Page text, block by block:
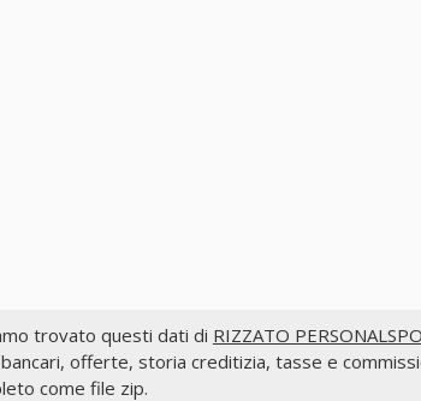
trovato questi dati di RIZZATO
offerte, storia creditizia, tasse e
come file zip.